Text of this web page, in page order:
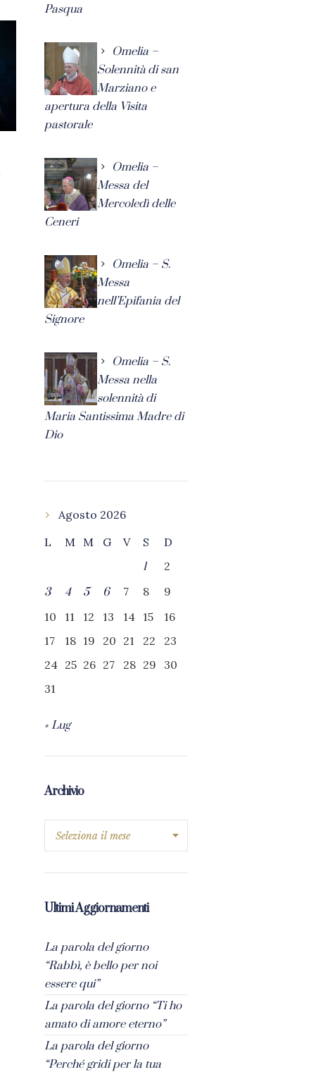
Pasqua
Omelia –
Solennità di san
Marziano e
apertura della Visita
pastorale
Omelia –
Messa del
Mercoledì delle
Ceneri
Omelia – S.
Messa
nell’Epifania del
Signore
Omelia – S.
Messa nella
solennità di
Maria Santissima Madre di
Dio
Agosto 2026
L
M M G V S
D
1
2
3
4 5 6 7 8
9
10
11 12 13 14 15
16
17
18 19 20 21 22
23
24 25 26 27 28 29
30
31
« Lug
Archivio
Ultimi Aggiornamenti
La parola del giorno
“Rabbì, è bello per noi
essere qui”
La parola del giorno “Ti ho
amato di amore eterno”
La parola del giorno
“Perché gridi per la tua